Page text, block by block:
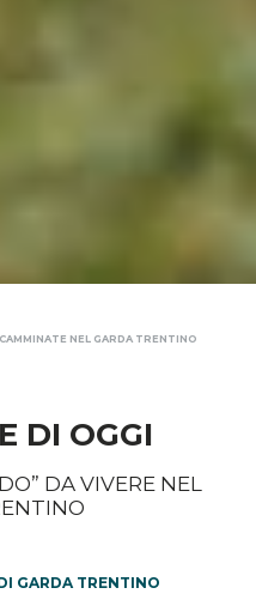
CAMMINATE NEL GARDA TRENTINO
DI OGGI
DA VIVERE NEL
GARDA TRENTINO